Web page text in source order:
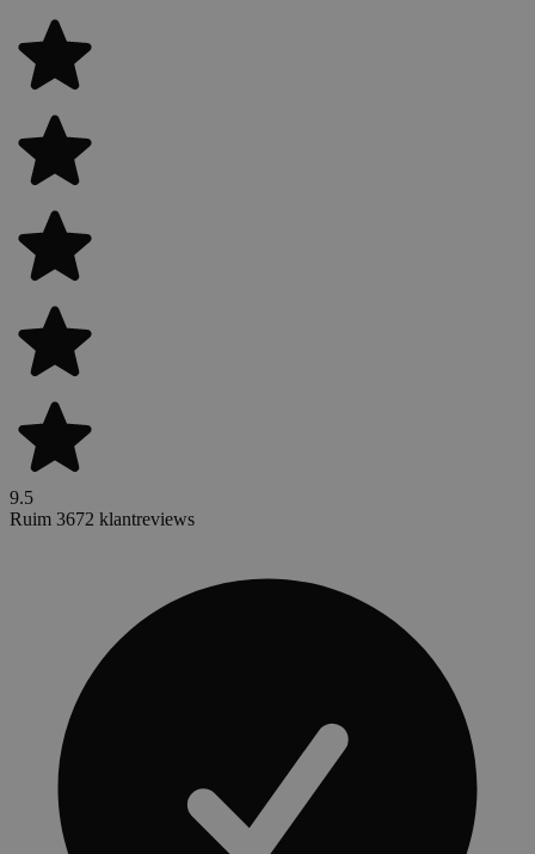
9.5
Ruim 3672 klantreviews